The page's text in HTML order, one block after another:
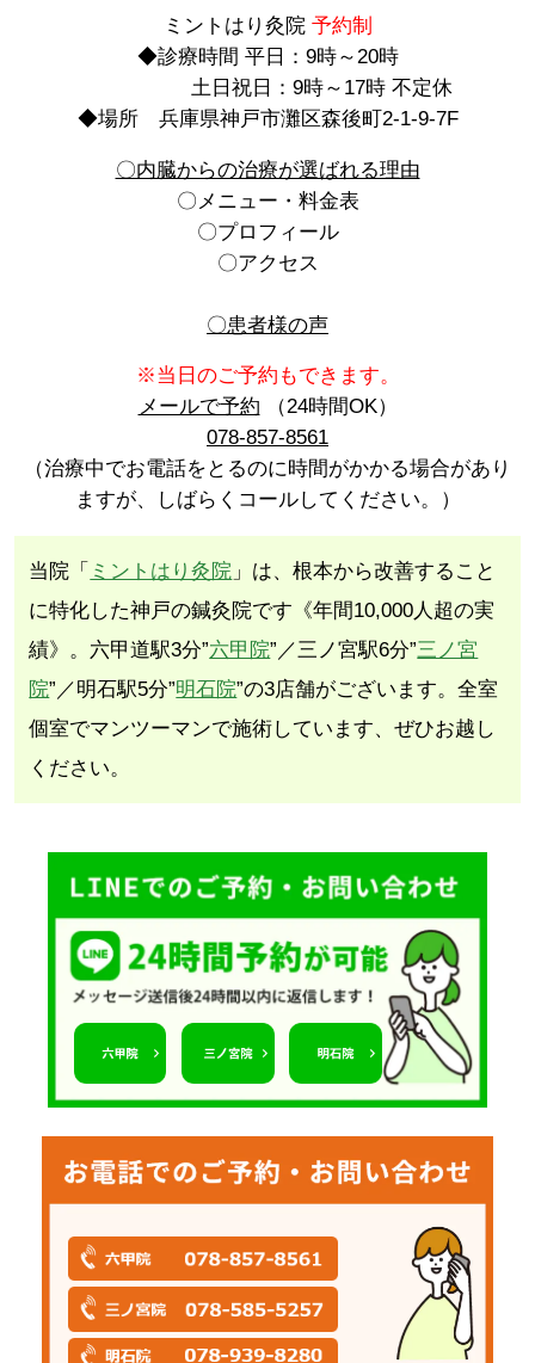
ミントはり灸院 予約制
◆診療時間 平日：9時～20時
土日祝日：9時～17時 不定休
◆場所 兵庫県神戸市灘区森後町2-1-9-7F
〇内臓からの治療が選ばれる理由
〇メニュー・料金表
〇プロフィール
〇アクセス
〇患者様の声
※当日のご予約もできます。
メールで予約 （24時間OK）
078-857-8561
（治療中でお電話をとるのに時間がかかる場合があり
ますが、しばらくコールしてください。）
当院「 ミントはり灸院 」は、根本から改善すること
に特化した神戸の鍼灸院です《年間10,000人超の実
績》。六甲道駅3分”六甲院”／三ノ宮駅6分”三ノ宮
院”／明石駅5分”明石院”の3店舗がございます。全室
個室でマンツーマンで施術しています、ぜひお越し
ください。